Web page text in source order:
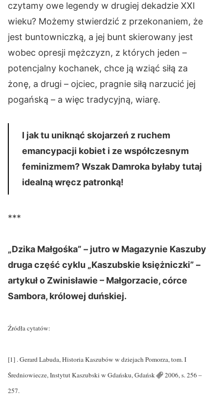
czytamy owe legendy w drugiej dekadzie XXI
wieku? Możemy stwierdzić z przekonaniem, że
jest buntowniczką, a jej bunt skierowany jest
wobec opresji mężczyzn, z których jeden –
potencjalny kochanek, chce ją wziąć siłą za
żonę, a drugi – ojciec, pragnie siłą narzucić jej
pogańską – a więc tradycyjną, wiarę.
I jak tu uniknąć skojarzeń z ruchem
emancypacji kobiet i ze współczesnym
feminizmem? Wszak Damroka byłaby tutaj
idealną wręcz patronką!
***
„Dzika Małgośka” – jutro w Magazynie Kaszuby
druga część cyklu „Kaszubskie księżniczki” –
artykuł o Zwinisławie – Małgorzacie, córce
Sambora, królowej duńskiej.
Źródła cytatów:
[1] . Gerard Labuda, Historia Kaszubów w dziejach Pomorza, tom. I
Średniowiecze, Instytut Kaszubski w Gdańsku,Gdańsk
2006, s. 256 –
257.